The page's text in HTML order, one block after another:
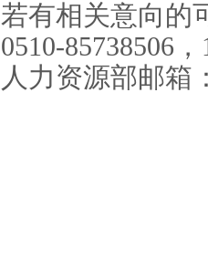
若有相关意向的
0510-85738506
人力资源部邮箱